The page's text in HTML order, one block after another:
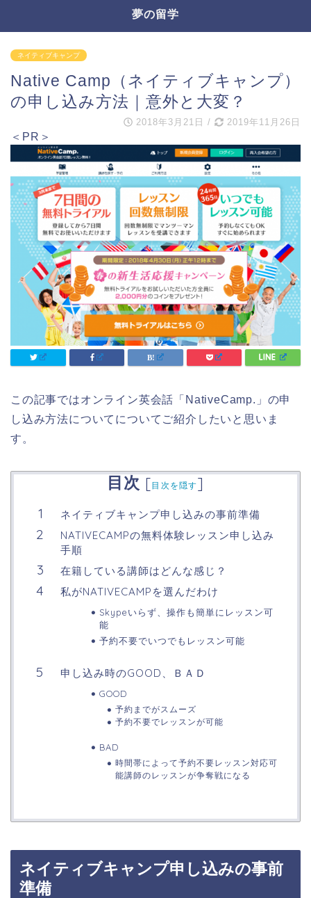
夢の留学
ネイティブキャンプ
Native Camp（ネイティブキャンプ）
の申し込み方法｜意外と大変？
2018年3月21日 / 2019年11月26日
＜PR＞
この記事ではオンライン英会話「NativeCamp.」の申
し込み方法についてについてご紹介したいと思いま
す。
目次 [目次を隠す]
ネイティブキャンプ申し込みの事前準備
NATIVECAMPの無料体験レッスン申し込み
手順
在籍している講師はどんな感じ？
私がNATIVECAMPを選んだわけ
Skypeいらず、操作も簡単にレッスン可
能
予約不要でいつでもレッスン可能
申し込み時のGOOD、ＢＡＤ
GOOD
予約までがスムーズ
予約不要でレッスンが可能
BAD
時間帯によって予約不要レッスン対応可
能講師のレッスンが争奪戦になる
ネイティブキャンプ申し込みの事前
準備